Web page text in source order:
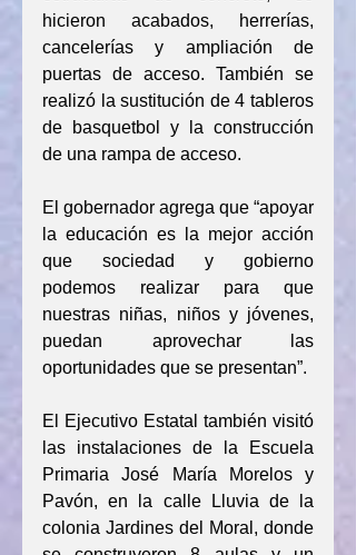
hicieron acabados, herrerías,
cancelerías y ampliación de
puertas de acceso. También se
realizó la sustitución de 4 tableros
de basquetbol y la construcción
de una rampa de acceso.
El gobernador agrega que “apoyar
la educación es la mejor acción
que sociedad y gobierno
podemos realizar para que
nuestras niñas, niños y jóvenes,
puedan aprovechar las
oportunidades que se presentan”.
El Ejecutivo Estatal también visitó
las instalaciones de la Escuela
Primaria José María Morelos y
Pavón, en la calle Lluvia de la
colonia Jardines del Moral, donde